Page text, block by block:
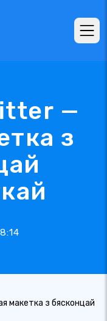
—
з
макетка з бясконцай